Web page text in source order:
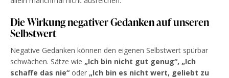
Die Wirkung negativer Gedanken auf unseren
Selbstwert
Negative Gedanken können den eigenen Selbstwert spürbar
schwächen. Sätze wie „Ich bin nicht gut genug“, „Ich
schaffe das nie“ oder „Ich bin es nicht wert, geliebt zu